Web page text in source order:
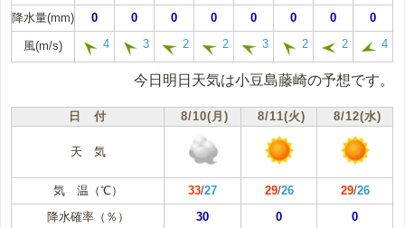
降水量(mm)
0 0 0 0 0 0 0 0
風(m/s) 4 3 2 2 3 2 2 4
今日明日天気は小豆島藤崎の予想です。
日 付 8/10(月) 8/11(火) 8/12(水)
天 気
気 温（℃） 33/27 29/26 29/26
降水確率（％）
30 0 0